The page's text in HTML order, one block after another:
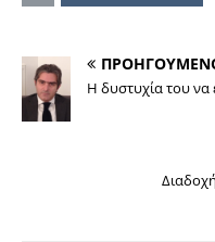
Η δυστυχία του να